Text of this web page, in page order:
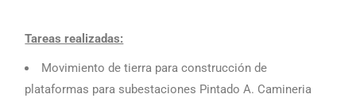
Tareas realizadas:
Movimiento de tierra para construcción de
plataformas para subestaciones Pintado A. Camineria